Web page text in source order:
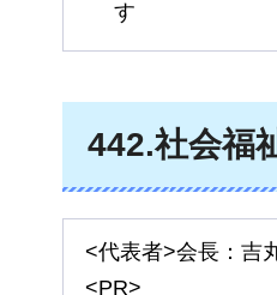
す
442.社会福
<代表者>会長：吉
<PR>